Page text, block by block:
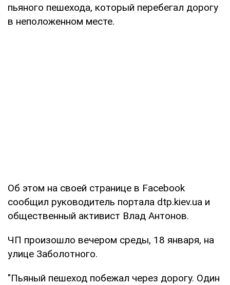
пьяного пешехода, который перебегал дорогу
в неположенном месте.
Об этом на своей странице в Facebook
сообщил руководитель портала dtp.kiev.ua и
общественный активист Влад Антонов.
ЧП произошло вечером среды, 18 января, на
улице Заболотного.
"Пьяный пешеход побежал через дорогу. Один